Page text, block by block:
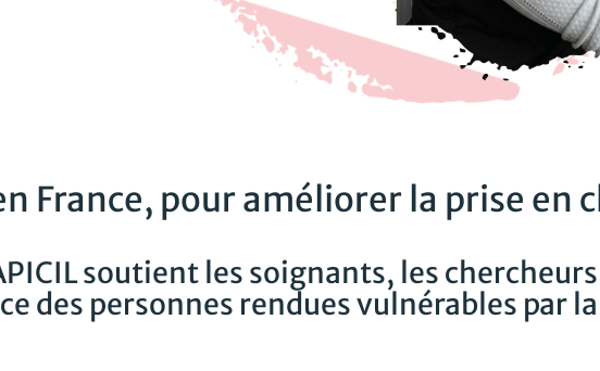
France, pour améliorer la prise en
soutient les soignants, les
des personnes rendues vulnérables par